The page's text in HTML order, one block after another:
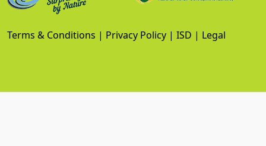
Terms & Conditions | Privacy Policy | ISD | Legal